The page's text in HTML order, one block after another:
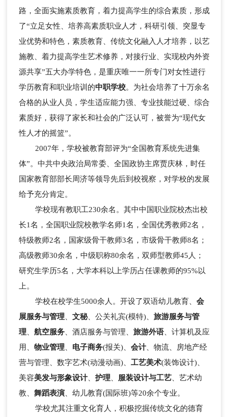
路，全面实施素质教育，着力提高学生的综合素质，形成
了“立足女性、培养高素质职业人才，科研引领、突显专
业优势和特色，素质教育、传统文化融入人才培养，以艺
施教、着力提高学生艺术修养，对接行业、实现校内外资
源共享”五大办学特色，是重庆唯一一所专门对女性进行
学历教育和职业培训的中职学校。为社会培养了十万余名
合格的从业人员，学生适应能力强、专业技能过硬、综合
素质好，获得了家长和社会的广泛认可，被誉为“现代女
性人才的摇篮”。
2007年，学校被教育部评为“全国教育系统先进集
体”。中共中央政治局常委、全国政协主席贾庆林，时任
国家教育部部长周济等领导先后到校视察，对学校的发展
给予充分肯定。
学校现有教职工230余名。其中中国职业院校杰出校
长1名，全国职业院校教学名师1名，全国优秀教师2名，
特级教师2名，国家级骨干教师3名，市级骨干教师8名；
高级教师30余名，中级职称80余名，双师型教师45人；
研究生学历5名，大学本科以上学历占任课教师的95%以
上。
学校在校学生5000余人。开设了双语幼儿教育、 会
展服务与管理、 文秘、公关礼宾(模特)、 旅游服务与管
理、 航空服务、酒店服务与管理、 旅游外语、计算机及应
用、 物业管理、 电子商务(报关)、 会计、物流、房地产经
营与管理、数字艺术(动漫动画)、 工艺美术(装饰设计)、
美容美发与形象设计、 护理、 服装设计与工艺、艺术幼
教、 舞蹈表演、幼儿教育(国际班)等20余个专业。
学校尤其注重文化育人，积极挖掘传统文化的德育